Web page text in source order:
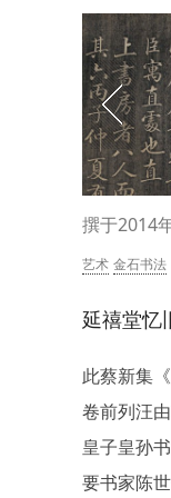
撰于2014
艺术 金石书法
延禧堂忆
此蔡新集
卷前列汪
皇子皇孙
要书家陈